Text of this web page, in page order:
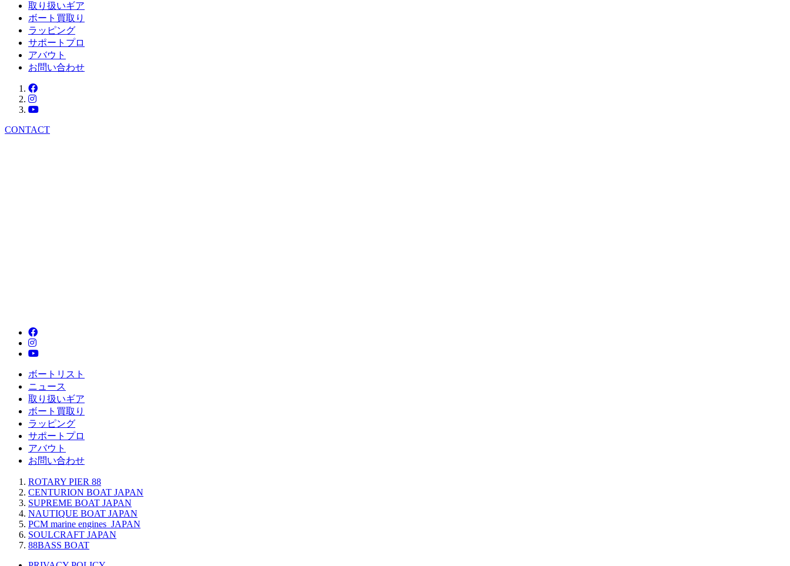
取り扱いギア
ボート買取り
ラッピング
サポートプロ
アバウト
お問い合わせ
CONTACT
ボートリスト
ニュース
取り扱いギア
ボート買取り
ラッピング
サポートプロ
アバウト
お問い合わせ
ROTARY PIER 88
CENTURION BOAT JAPAN
SUPREME BOAT JAPAN
NAUTIQUE BOAT JAPAN
PCM marine engines JAPAN
SOULCRAFT JAPAN
88BASS BOAT